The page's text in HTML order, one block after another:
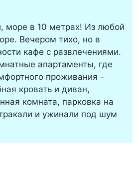
море в 10 метрах! Из любой
Вечером тихо, но в
кафе с развлечениями.
апартаменты, где
проживания -
кровать и диван,
комната, парковка на
и ужинали под шум